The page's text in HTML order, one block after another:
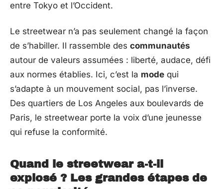
entre Tokyo et l’Occident.
Le streetwear n’a pas seulement changé la façon
de s’habiller. Il rassemble des communautés
autour de valeurs assumées : liberté, audace, défi
aux normes établies. Ici, c’est la mode qui
s’adapte à un mouvement social, pas l’inverse.
Des quartiers de Los Angeles aux boulevards de
Paris, le streetwear porte la voix d’une jeunesse
qui refuse la conformité.
Quand le streetwear a-t-il
explosé ? Les grandes étapes de